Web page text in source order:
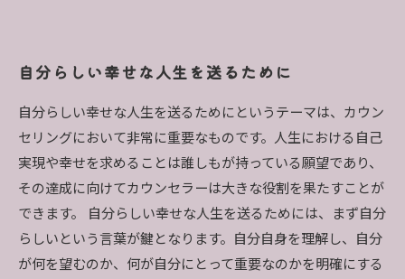
自分らしい幸せな人生を送るために
自分らしい幸せな人生を送るためにというテーマは、カウン
セリングにおいて非常に重要なものです。人生における自己
実現や幸せを求めることは誰しもが持っている願望であり、
その達成に向けてカウンセラーは大きな役割を果たすことが
できます。 自分らしい幸せな人生を送るためには、まず自分
らしいという言葉が鍵となります。自分自身を理解し、自分
が何を望むのか、何が自分にとって重要なのかを明確にする